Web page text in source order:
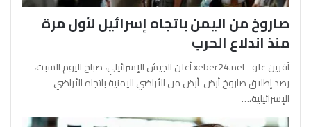
صاروخ من اليمن باتجاه إسرائيل لأول مرة
منذ اندلاع الحرب
آفرين علو ـ xeber24.net أعلن الجيش الإسرائيلي، صباح اليوم السبت،
رصد إطلاق صاروخ أرض-أرض من الأراضي اليمنية باتجاه الأراضي
الإسرائيلية،…